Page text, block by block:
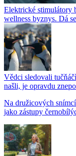
Elektrické stimulátory
wellness byznys. Dá
Vědci sledovali
našli, je opravdu
Na družicových
jako zástupy